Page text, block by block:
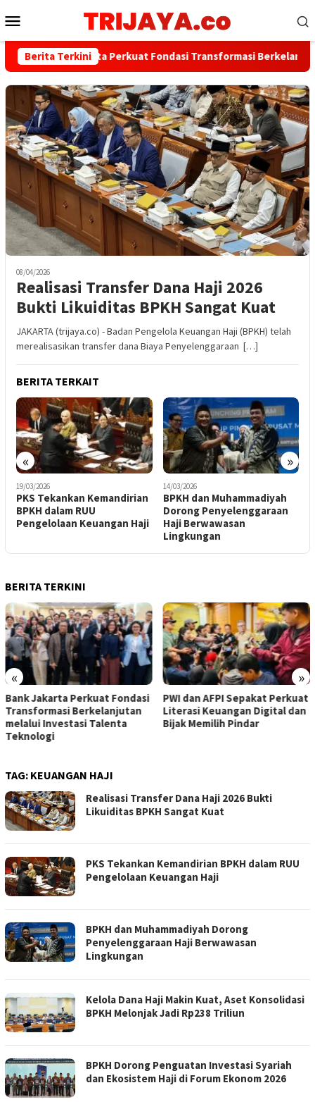
ke
Mobile
Berita Terkini
Bank Jakarta Perkuat Fondasi Transformasi Berkelanjutan
08/04/2026
Realisasi Transfer Dana Haji 2026
Bukti Likuiditas BPKH Sangat Kuat
JAKARTA (trijaya.co) - Badan Pengelola Keuangan Haji (BPKH) telah
merealisasikan transfer dana Biaya Penyelenggaraan […]
BERITA TERKAIT
« »
Haji
BPKH dan Muhammadiyah
Dorong Penyelenggaraan
Haji Berwawasan
​Kelola Dana Haji
Kuat, Aset
BPKH Melonjak Jadi
Triliun
BERITA TERKINI
« »
PWI dan AFPI Sepakat Perkuat
Literasi Keuangan Digital dan
Bijak Memilih Pindar
​Perkuat Tata Kelola,
Resmi Angkat
Jadi Komisaris Baru
TAG: KEUANGAN HAJI
Realisasi Transfer Dana Haji 2026 Bukti
Likuiditas BPKH Sangat Kuat
PKS Tekankan Kemandirian BPKH dalam RUU
Pengelolaan Keuangan Haji
BPKH dan Muhammadiyah Dorong
Penyelenggaraan Haji Berwawasan
Lingkungan
​Kelola Dana Haji Makin Kuat, Aset Konsolidasi
BPKH Melonjak Jadi Rp238 Triliun
BPKH Dorong Penguatan Investasi Syariah
dan Ekosistem Haji di Forum Ekonom 2026